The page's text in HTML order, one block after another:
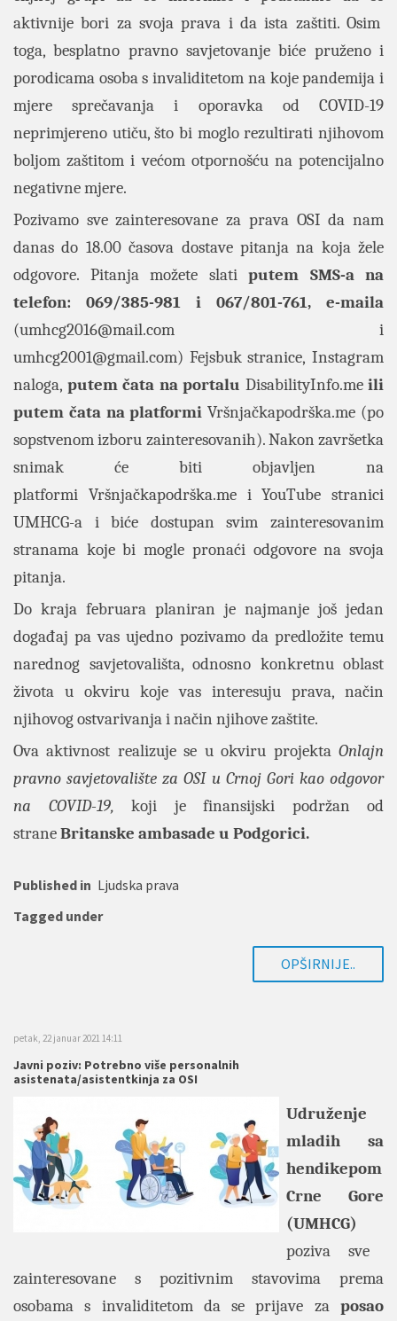
aktivnije bori za svoja prava i da ista zaštiti. Osim
toga, besplatno pravno savjetovanje biće pruženo i
porodicama osoba s invaliditetom na koje pandemija i
mjere sprečavanja i oporavka od COVID-19
neprimjereno utiču, što bi moglo rezultirati njihovom
boljom zaštitom i većom otpornošću na potencijalno
negativne mjere.
Pozivamo sve zainteresovane za prava OSI da nam
danas do 18.00 časova dostave pitanja na koja žele
odgovore. Pitanja možete slati putem SMS-a na
telefon: 069/385-981 i 067/801-761, e-maila
(umhcg2016@mail.com i
umhcg2001@gmail.com) Fejsbuk stranice,Instagram
naloga, putem čata na portalu DisabilityInfo.meili
putem čata na platformiVršnjačkapodrška.me (po
sopstvenom izboru zainteresovanih). Nakon završetka
snimak će biti objavljen na
platformi Vršnjačkapodrška.mei YouTube stranici
UMHCG-a i biće dostupan svim zainteresovanim
stranama koje bi mogle pronaći odgovore na svoja
pitanja.
Do kraja februara planiran je najmanje još jedan
događaj pa vas ujedno pozivamo da predložite temu
narednog savjetovališta, odnosno konkretnu oblast
života u okviru koje vas interesuju prava, način
njihovog ostvarivanja i način njihove zaštite.
Ova aktivnost realizuje se u okviru projekta Onlajn
pravno savjetovalište za OSI u Crnoj Gori kao odgovor
na COVID-19, koji je finansijski podržan od
straneBritanske ambasade u Podgorici.
Published in Ljudska prava
Tagged under
OPŠIRNIJE..
petak, 22 januar 2021 14:11
Javni poziv: Potrebno više personalnih
asistenata/asistentkinja za OSI
Udruženje
mladih sa
hendikepom
Crne Gore
(UMHCG)
poziva sve
zainteresovane s pozitivnim stavovima prema
osobama s invaliditetom da se prijave za posao